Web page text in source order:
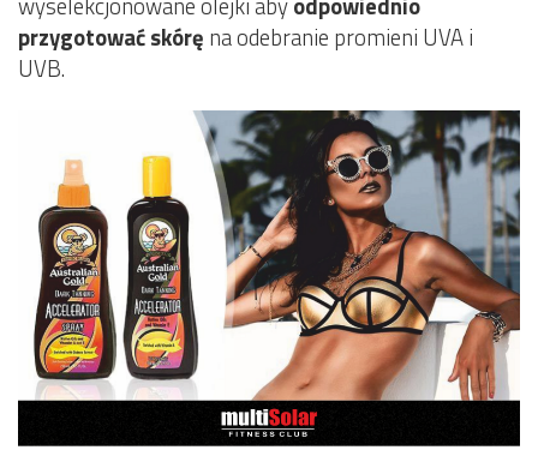
przygotować skórę na odebranie promieni UVA i
UVB.